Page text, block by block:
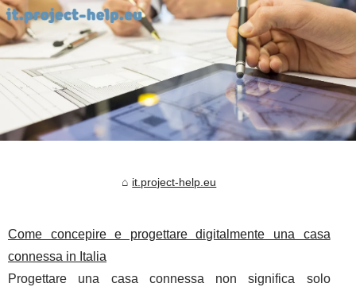
it.project-help.eu
Come concepire e progettare digitalmente una casa
connessa in Italia
Progettare una casa connessa non significa solo